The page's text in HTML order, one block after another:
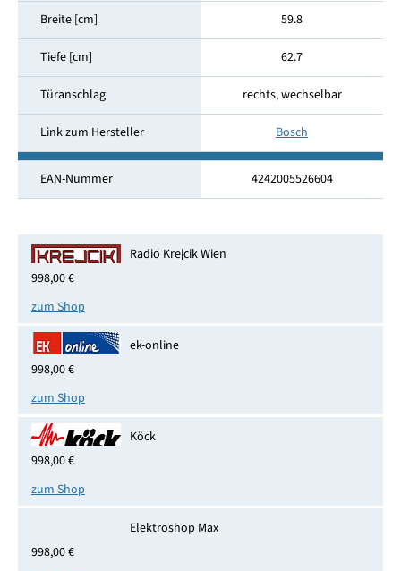
Breite [cm] 59.8
Tiefe [cm] 62.7
Türanschlag rechts, wechselbar
Link zum Hersteller Bosch
EAN-Nummer 4242005526604
Radio Krejcik Wien
998,00 €
zum Shop
ek-online
998,00 €
zum Shop
Köck
998,00 €
zum Shop
Elektroshop Max
998,00 €